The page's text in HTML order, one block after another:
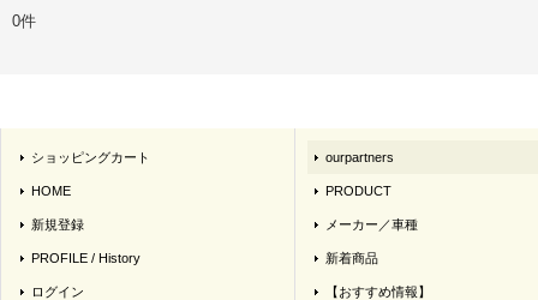
0件
ショッピングカート
HOME
新規登録
PROFILE / History
ログイン
ourpartners
PRODUCT
メーカー／車種
新着商品
【おすすめ情報】